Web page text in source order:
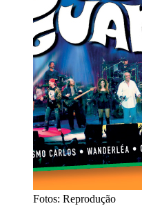
Fotos: Reprodução